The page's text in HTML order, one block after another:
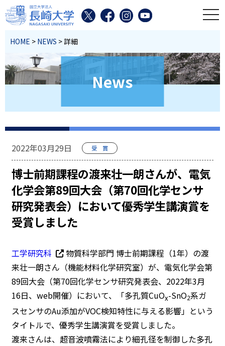
HOME > NEWS > 詳細
News
2022年03月29日 受 賞
博士前期課程の渡来壮一朗さんが、電気
化学会第89回大会（第70回化学センサ
研究発表会）において優秀学生講演賞を
受賞しました
工学研究科
物質科学部門 博士前期課程（1年）の渡
来壮一朗さん（機能材料化学研究室）が、電気化学会第
89回大会（第70回化学センサ研究発表会、2022年3月
16日、web開催）において、「多孔質CuOx-SnO2系ガ
スセンサのAu添加がVOC検知特性に与える影響」という
タイトルで、優秀学生講演賞を受賞しました。
渡来さんは、超音波噴霧法により細孔径を制御した多孔